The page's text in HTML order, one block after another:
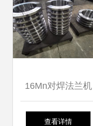
16Mn对焊法兰机
加工的行业须知与
查看详情